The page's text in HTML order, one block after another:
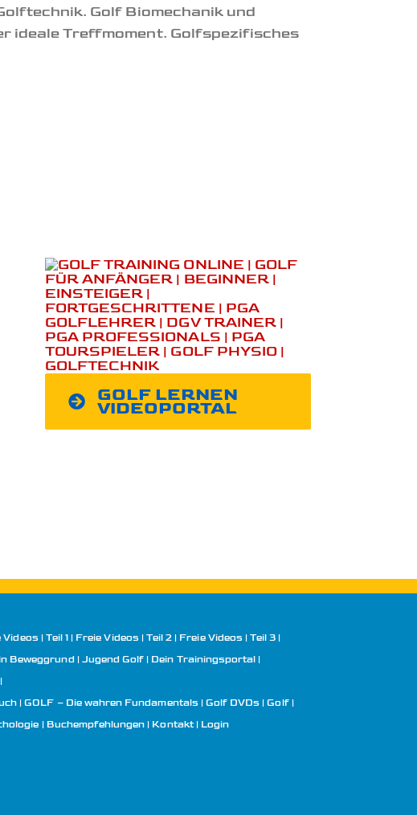
Golf Biomechanik und
ideale Treffmoment. Golfspezifisches
GOLF LERNEN
VIDEOPORTAL
Videos | Teil 1 Freie Videos | Teil 2
Freie Videos | Teil 3
Beweggrund
Jugend Golf | Dein Trainingsportal
| GOLF – Die wahren Fundamentals Golf DVDs
Golf
Buchempfehlungen Kontakt Login